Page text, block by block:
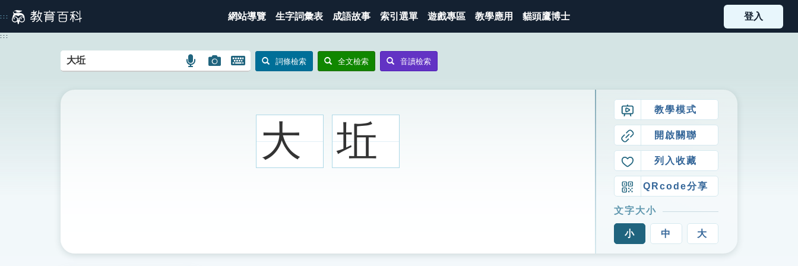
到
主
::: 網站導覽 生字詞彙表 成語故事 索引選單 遊戲專區 教學應用 貓頭鷹博士 登入
:::
語
搜
圖
搜
開
鍵
詞條檢索 全文檢索 音讀檢索
大 坵
教學模式
開啟關聯
列入收藏
QRcode分享
文字大小
小 中 大